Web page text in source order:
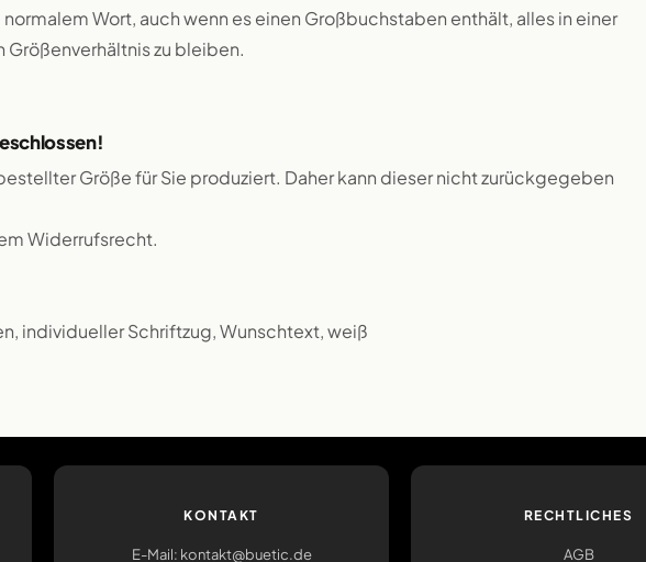
Wort, auch wenn es einen Großbuchstaben enthält, alles in einer
zu bleiben.
Größe für Sie produziert. Daher kann dieser nicht zurückgegeben
Widerrufsrecht.
individueller Schriftzug, Wunschtext, weiß
KONTAKT
E-Mail: kontakt@buetic.de
RECHTLICHES
AGB